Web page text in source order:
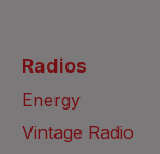
Radios
Energy
Vintage Radio